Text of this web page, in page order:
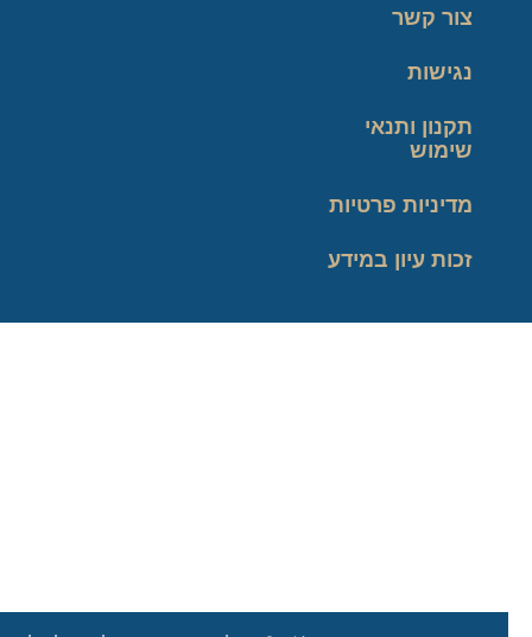
צור קשר
נגישות
תקנון ותנאי
שימוש
מדיניות פרטיות
זכות עיון במידע